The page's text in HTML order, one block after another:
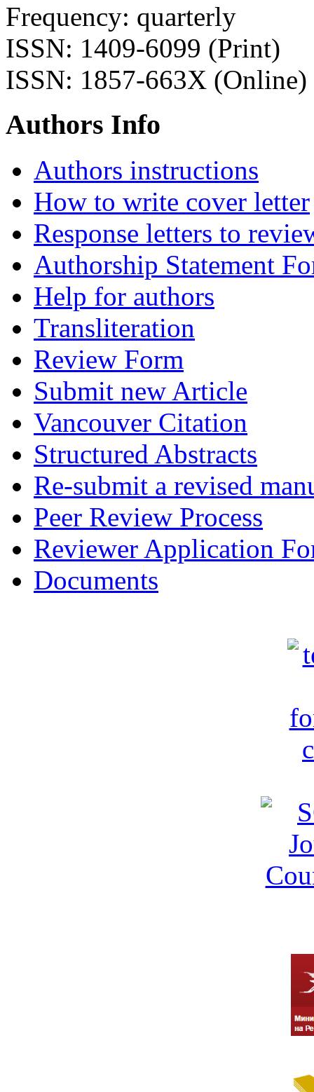
Frequency: quarterly
ISSN: 1409-6099 (Print)
ISSN: 1857-663X (Online)
Authors Info
Authors instructions
How to write cover letter
Response letters to
Authorship Statement
Help for authors
Transliteration
Review Form
Submit new Article
Vancouver Citation
Structured Abstracts
Re-submit a revised
Peer Review Process
Reviewer Application
Documents